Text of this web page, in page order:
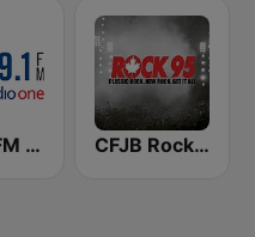
CBLA-FM CBC Radio One Toronto CFJB Rock 95